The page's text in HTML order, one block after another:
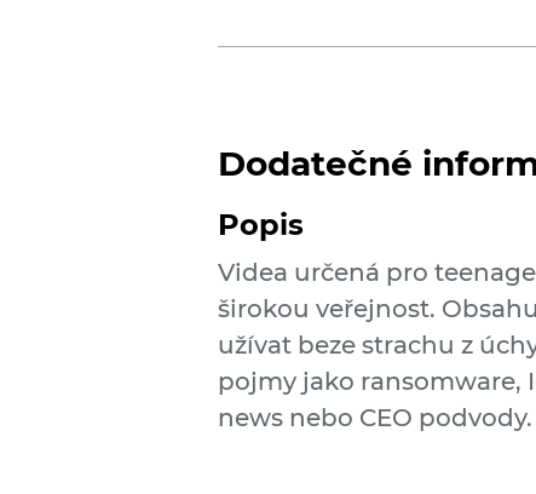
Dodatečné
Popis
Videa určená pro
širokou veřejnost.
užívat beze strachu z
pojmy jako ransomware,
news nebo CEO podvody.